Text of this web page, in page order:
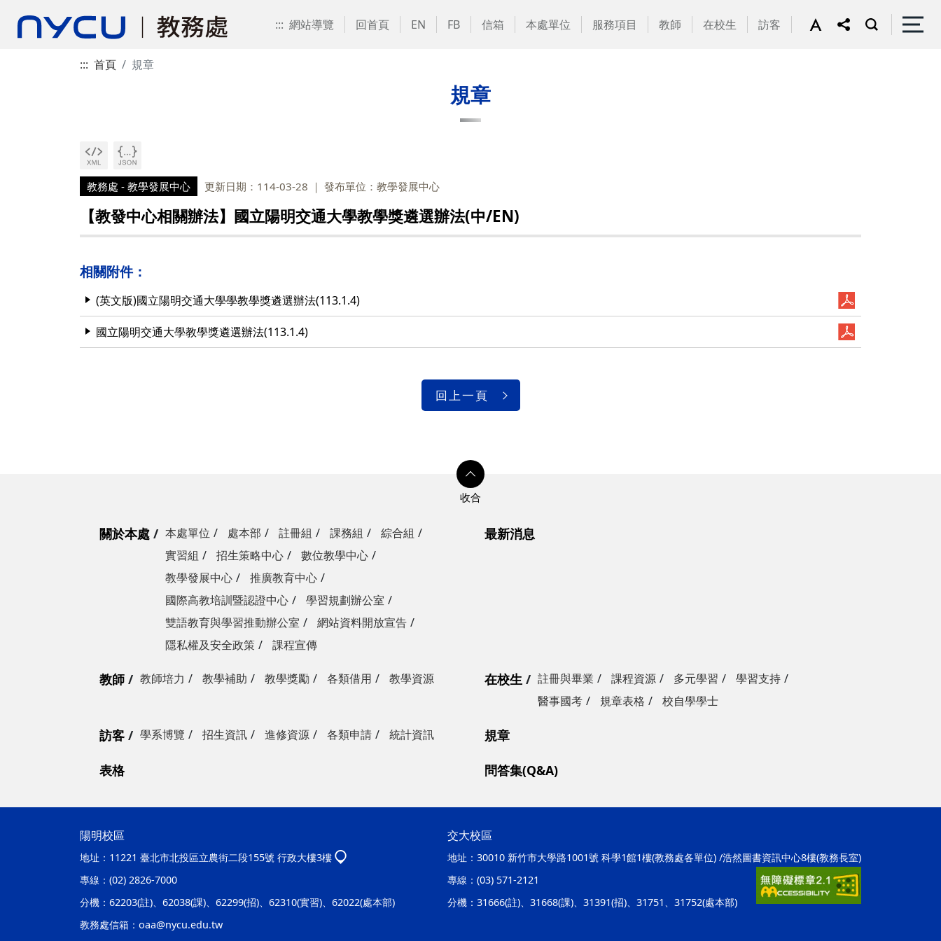
::: 網站導覽 回首頁 EN FB 信箱 本處單位 服務項目 教師 在校生 訪客
::: 首頁 規章
規章
教務處 - 教學發展中心 更新日期：114-03-28 發布單位：教學發展中心
【教發中心相關辦法】國立陽明交通大學教學獎遴選辦法(中/EN)
相關附件：
(英文版)國立陽明交通大學學教學獎遴選辦法(113.1.4)
國立陽明交通大學教學獎遴選辦法(113.1.4)
回上一頁
關於本處 本處單位 處本部 註冊組 課務組
綜合組
實習組
招生策略中心
數位教學中心
教學發展中心
推廣教育中心
國際高教培訓暨認證中心
學習規劃辦公室
雙語教育與學習推動辦公室
網站資料開放宣告
隱私權及安全政策
課程宣傳
最新消息
教師 教師培力 教學補助 教學獎勵 各類借用 教學資源 在校生 註冊與畢業 課程資源 多元學習
學習支持
醫事國考
規章表格 校自學學士
訪客 學系博覽 招生資訊 進修資源 各類申請 統計資訊 規章
表格 問答集(Q&A)
陽明校區
地址： 11221 臺北市北投區立農街二段155號 行政大樓3樓
專線： (02) 2826-7000
分機： 62203(註)、62038(課)、62299(招)、62310(實習)、62022(處本部)
教務處信箱： oaa@nycu.edu.tw
交大校區
地址： 30010 新竹市大學路1001號 科學1館1樓(教務處各單位) /浩然圖書資訊中心8樓(教務長室)
專線： (03) 571-2121
分機： 31666(註)、31668(課)、31391(招)、31751、31752(處本部)